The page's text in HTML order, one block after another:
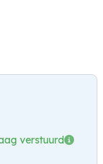
verstuurd